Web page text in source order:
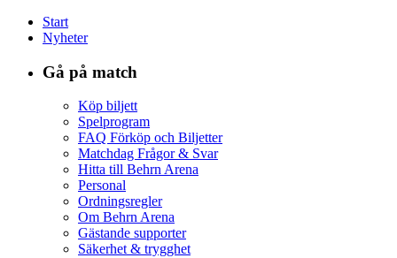
Start
Nyheter
Gå på match
Köp biljett
Spelprogram
FAQ Förköp och Biljetter
Matchdag Frågor & Svar
Hitta till Behrn Arena
Personal
Ordningsregler
Om Behrn Arena
Gästande supporter
Säkerhet & trygghet